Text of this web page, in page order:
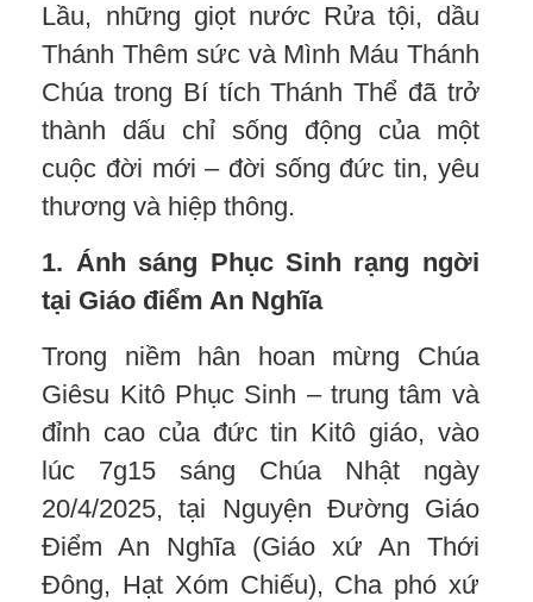
Lầu, những giọt nước Rửa tội, dầu
Thánh Thêm sức và Mình Máu Thánh
Chúa trong Bí tích Thánh Thể đã trở
thành dấu chỉ sống động của một
cuộc đời mới – đời sống đức tin, yêu
thương và hiệp thông.
1. Ánh sáng Phục Sinh rạng ngời
tại Giáo điểm An Nghĩa
Trong niềm hân hoan mừng Chúa
Giêsu Kitô Phục Sinh – trung tâm và
đỉnh cao của đức tin Kitô giáo, vào
lúc 7g15 sáng Chúa Nhật ngày
20/4/2025, tại Nguyện Đường Giáo
Điểm An Nghĩa (Giáo xứ An Thới
Đông, Hạt Xóm Chiếu), Cha phó xứ